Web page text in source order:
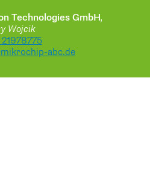
Technologies GmbH,
Wojcik
21978775
abc.de